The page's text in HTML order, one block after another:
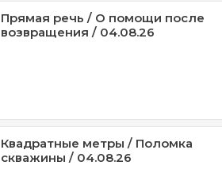
Прямая речь / О помощи после
возвращения / 04.08.26
Квадратные метры / Поломка
скважины / 04.08.26